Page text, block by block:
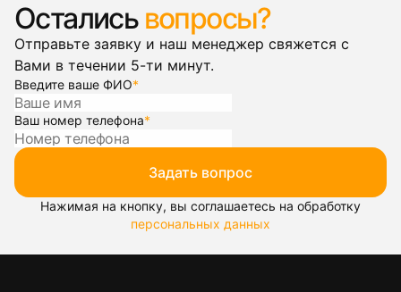
Остались вопросы?
Отправьте заявку и наш менеджер свяжется с
Вами в течении 5-ти минут.
Введите ваше ФИО*
Ваш номер телефона*
Задать вопрос
Нажимая на кнопку, вы соглашаетесь на обработку
персональных данных